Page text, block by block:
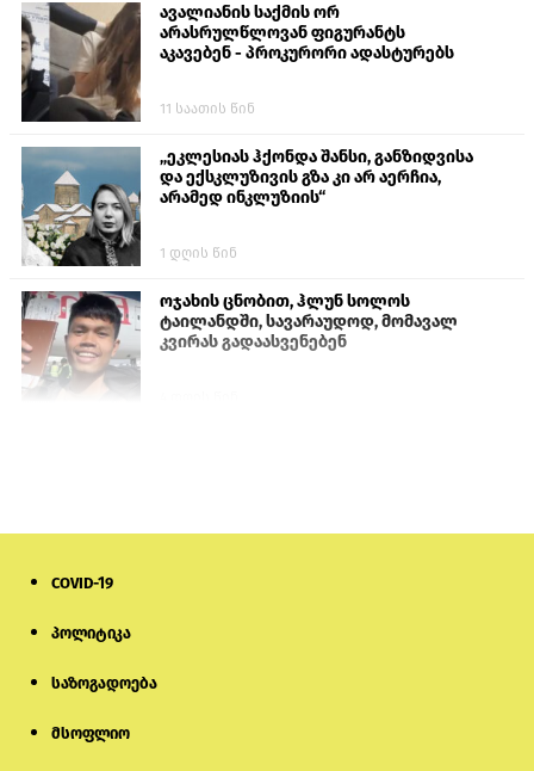
ავალიანის საქმის ორ
არასრულწლოვან ფიგურანტს
აკავებენ - პროკურორი ადასტურებს
11 საათის წინ
„ეკლესიას ჰქონდა შანსი, განზიდვისა
და ექსკლუზივის გზა კი არ აერჩია,
არამედ ინკლუზიის“
1 დღის წინ
ოჯახის ცნობით, ჰლუნ სოლოს
ტაილანდში, სავარაუდოდ, მომავალ
კვირას გადაასვენებენ
COVID-19
პოლიტიკა
საზოგადოება
მსოფლიო